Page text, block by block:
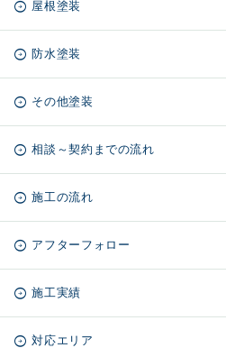
屋根塗装
防水塗装
その他塗装
相談～契約までの流れ
施工の流れ
アフターフォロー
施工実績
対応エリア